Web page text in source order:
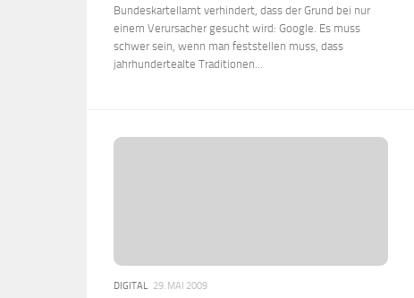
Bundeskartellamt verhindert, dass der Grund bei nur
einem Verursacher gesucht wird: Google. Es muss
schwer sein, wenn man feststellen muss, dass
jahrhundertealte Traditionen...
DIGITAL 29. MAI 2009